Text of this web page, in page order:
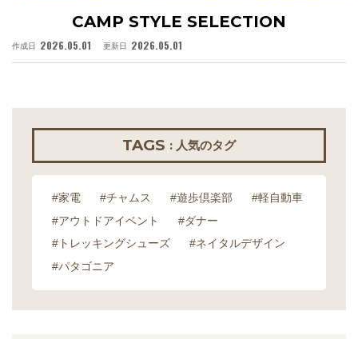
CAMP STYLE SELECTION
作成日 2026.05.01 更新日 2026.05.01
TAGS : 人気のタグ
#家電 #チャムス #遊歩倶楽部
#軽自動車
#アウトドアイベント
#ダナー
#トレッキングシューズ
#ネイタルデザイン
#パタゴニア